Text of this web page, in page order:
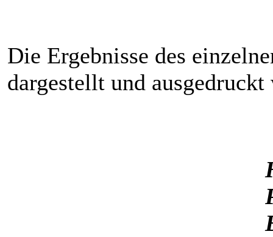
Die Ergebnisse des
dargestellt und ausgedruckt